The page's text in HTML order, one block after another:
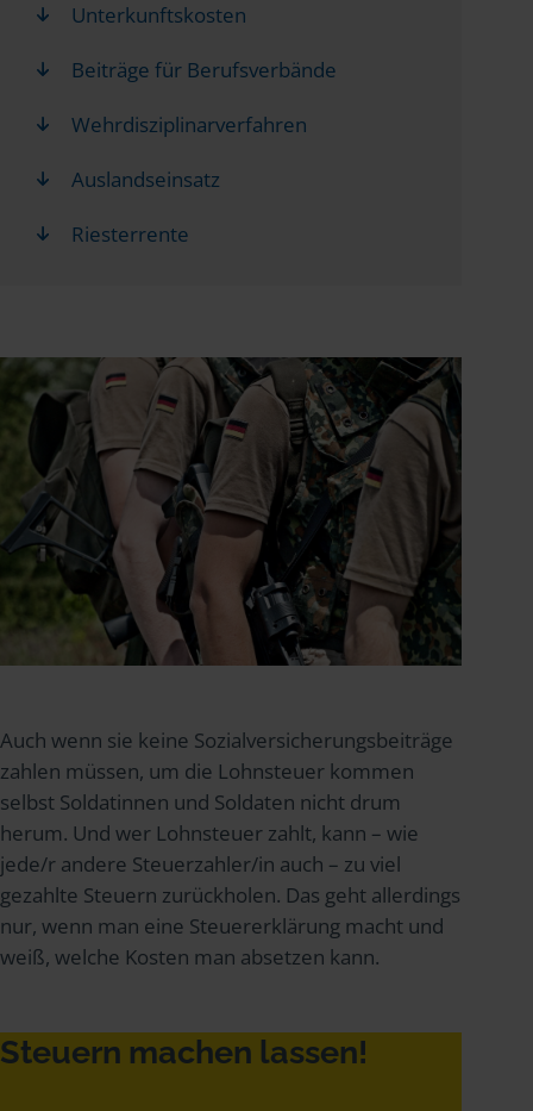
Unterkunftskosten
Beiträge für Berufsverbände
Wehrdisziplinarverfahren
Auslandseinsatz
Riesterrente
Auch wenn sie keine Sozialversicherungsbeiträge
zahlen müssen, um die Lohnsteuer kommen
selbst Soldatinnen und Soldaten nicht drum
herum. Und wer Lohnsteuer zahlt, kann – wie
jede/r andere Steuerzahler/in auch – zu viel
gezahlte Steuern zurückholen. Das geht allerdings
nur, wenn man eine Steuererklärung macht und
weiß, welche Kosten man absetzen kann.
Steuern machen lassen!